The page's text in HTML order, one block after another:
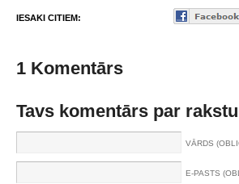
IESAKI CITIEM:
1 Komentārs
Tavs komentārs par rakstu
VĀRDS
E-PASTS